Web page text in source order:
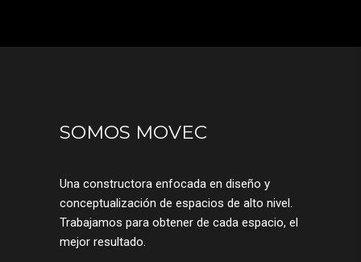
SOMOS MOVEC
Una constructora enfocada en diseño y
conceptualización de espacios de alto nivel.
Trabajamos para obtener de cada espacio, el
mejor resultado.